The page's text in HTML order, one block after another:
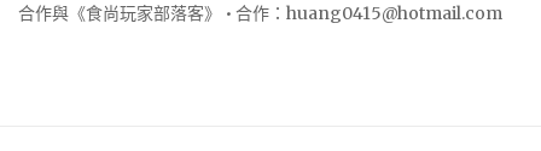
合作與《食尚玩家部落客》 • 合作： huang0415@hotmail.com